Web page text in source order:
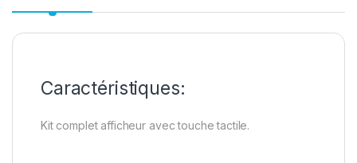
Caractéristiques:
Kit complet afficheur avec touche tactile.